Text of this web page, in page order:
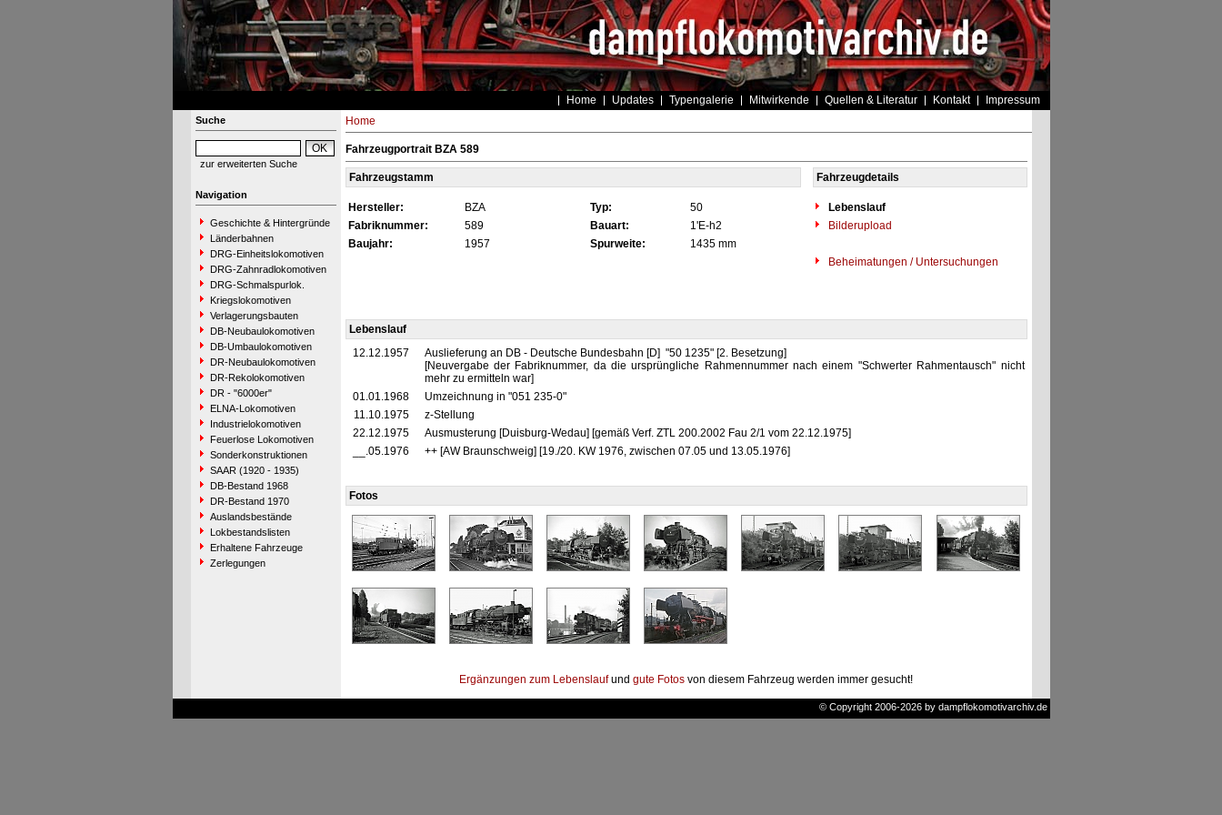
Home Updates Typengalerie Mitwirkende Quellen & Literatur Kontakt Impressum
Suche
zur erweiterten Suche
Navigation
Geschichte & Hintergründe
Länderbahnen
DRG-Einheitslokomotiven
DRG-Zahnradlokomotiven
DRG-Schmalspurlok.
Kriegslokomotiven
Verlagerungsbauten
DB-Neubaulokomotiven
DB-Umbaulokomotiven
DR-Neubaulokomotiven
DR-Rekolokomotiven
DR - "6000er"
ELNA-Lokomotiven
Industrielokomotiven
Feuerlose Lokomotiven
Sonderkonstruktionen
SAAR (1920 - 1935)
DB-Bestand 1968
DR-Bestand 1970
Auslandsbestände
Lokbestandslisten
Erhaltene Fahrzeuge
Zerlegungen
Home
Fahrzeugportrait BZA 589
Fahrzeugstamm Fahrzeugdetails
Hersteller: BZA Typ: 50
Lebenslauf
Fabriknummer:
589 Bauart: 1'E-h2
Bilderupload
Baujahr:
1957 Spurweite:
1435 mm
Beheimatungen / Untersuchungen
Lebenslauf
12.12.1957
Auslieferung an DB - Deutsche Bundesbahn [D] "50 1235" [2. Besetzung]
[Neuvergabe der Fabriknummer, da die ursprüngliche Rahmennummer nach einem "Schwerter Rahmentausch" nicht
mehr zu ermitteln war]
01.01.1968
Umzeichnung in "051 235-0"
11.10.1975
z-Stellung
22.12.1975
Ausmusterung [Duisburg-Wedau] [gemäß Verf. ZTL 200.2002 Fau 2/1 vom 22.12.1975]
__.05.1976
++ [AW Braunschweig] [19./20. KW 1976, zwischen 07.05 und 13.05.1976]
Fotos
Ergänzungen zum Lebenslaufund gute Fotos von diesem Fahrzeug werden immer gesucht!
© Copyright 2006-2026 by dampflokomotivarchiv.de